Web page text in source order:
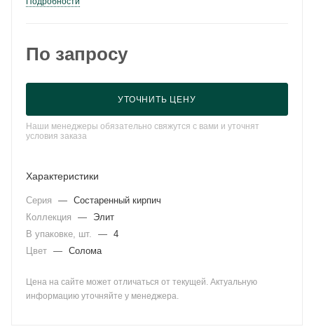
По запросу
УТОЧНИТЬ ЦЕНУ
Наши менеджеры обязательно свяжутся с вами и уточнят
условия заказа
Характеристики
Серия — Состаренный кирпич
Коллекция
—
Элит
В упаковке, шт.
— 4
Цвет — Солома
Цена на сайте может отличаться от текущей. Актуальную
информацию уточняйте у менеджера.